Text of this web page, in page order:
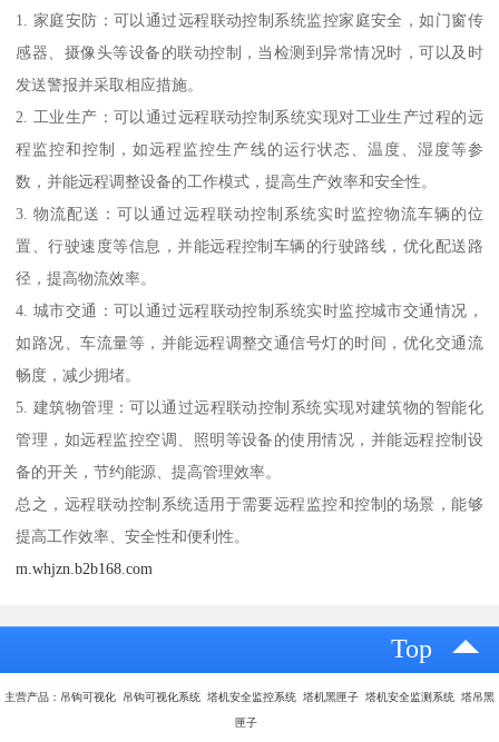
1. 家庭安防：可以通过远程联动控制系统监控家庭安全，如门窗传
感器、摄像头等设备的联动控制，当检测到异常情况时，可以及时
发送警报并采取相应措施。
2. 工业生产：可以通过远程联动控制系统实现对工业生产过程的远
程监控和控制，如远程监控生产线的运行状态、温度、湿度等参
数，并能远程调整设备的工作模式，提高生产效率和安全性。
3. 物流配送：可以通过远程联动控制系统实时监控物流车辆的位
置、行驶速度等信息，并能远程控制车辆的行驶路线，优化配送路
径，提高物流效率。
4. 城市交通：可以通过远程联动控制系统实时监控城市交通情况，
如路况、车流量等，并能远程调整交通信号灯的时间，优化交通流
畅度，减少拥堵。
5. 建筑物管理：可以通过远程联动控制系统实现对建筑物的智能化
管理，如远程监控空调、照明等设备的使用情况，并能远程控制设
备的开关，节约能源、提高管理效率。
总之，远程联动控制系统适用于需要远程监控和控制的场景，能够
提高工作效率、安全性和便利性。
m.whjzn.b2b168.com
Top
主营产品：吊钩可视化 吊钩可视化系统 塔机安全监控系统 塔机黑匣子 塔机安全监测系统 塔吊黑
匣子